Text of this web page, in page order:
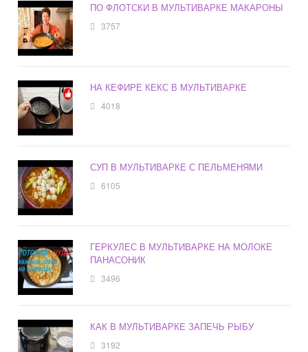
ПО ФЛОТСКИ В МУЛЬТИВАРКЕ МАКАРОНЫ
3757
НА КЕФИРЕ КЕКС В МУЛЬТИВАРКЕ
4018
СУП В МУЛЬТИВАРКЕ С ПЕЛЬМЕНЯМИ
6105
ГЕРКУЛЕС В МУЛЬТИВАРКЕ НА МОЛОКЕ
ПАНАСОНИК
3496
КАК В МУЛЬТИВАРКЕ ЗАПЕЧЬ РЫБУ
3192